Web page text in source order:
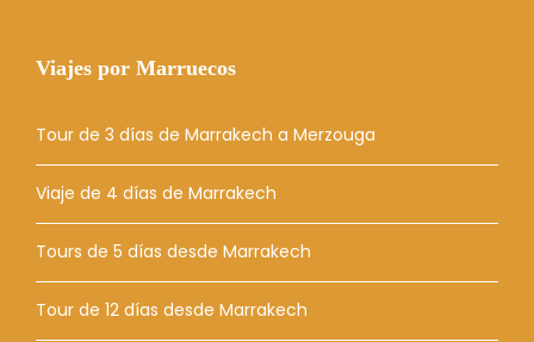
Viajes por Marruecos
Tour de 3 días de Marrakech a Merzouga
Viaje de 4 días de Marrakech
Tours de 5 días desde Marrakech
Tour de 12 días desde Marrakech